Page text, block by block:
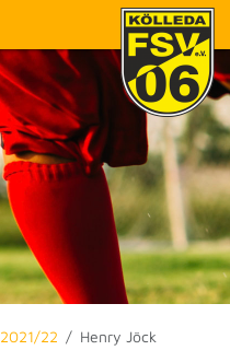
2021/22 Henry Jöck